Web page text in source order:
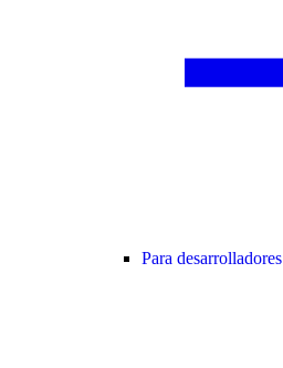
Para desarrolladores